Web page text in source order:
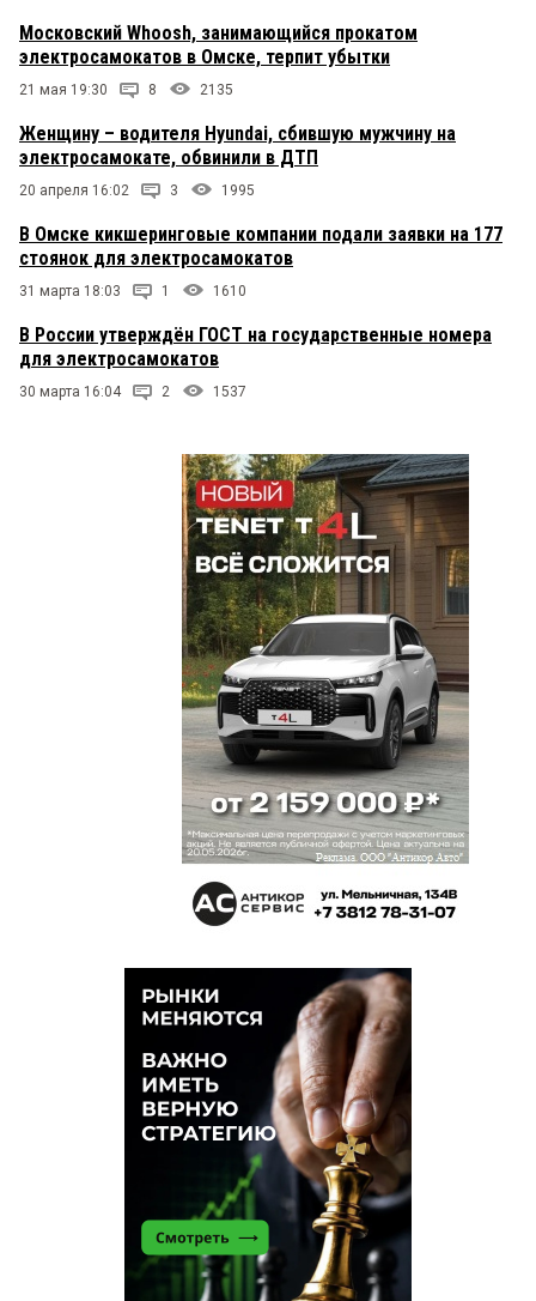
Московский Whoosh, занимающийся прокатом
электросамокатов в Омске, терпит убытки
21 мая 19:30 8 2135
Женщину – водителя Hyundai, сбившую мужчину на
электросамокате, обвинили в ДТП
20 апреля 16:02 3 1995
В Омске кикшеринговые компании подали заявки на 177
стоянок для электросамокатов
31 марта 18:03 1 1610
В России утверждён ГОСТ на государственные номера
для электросамокатов
30 марта 16:04 2 1537